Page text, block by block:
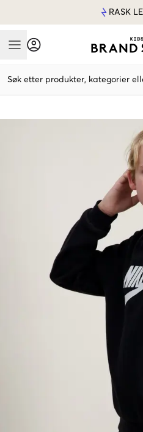
RASK
Mobile Menu
Søk etter produkter, kategorier